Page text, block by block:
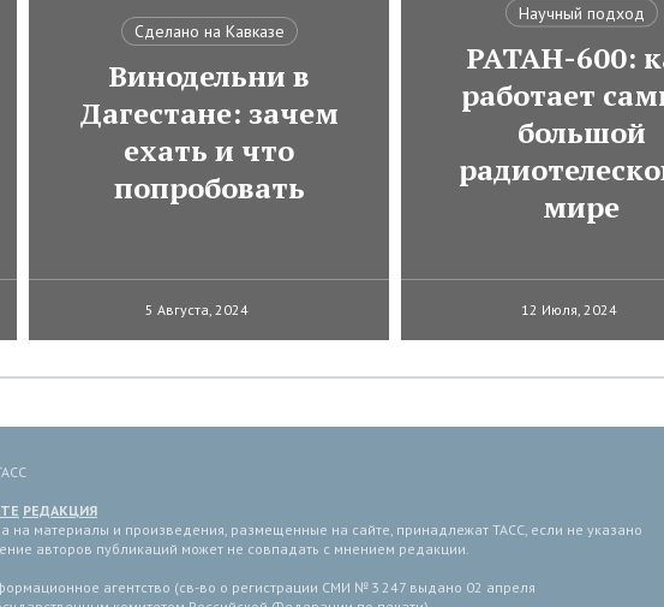
Сделано на Кавказе
Винодельни в
Дагестане: зачем
ехать и что
попробовать
5 Августа, 2024
Научный подход
РАТАН-600:
работает
большой
мире
12 Июля, 2024
РЕДАКЦИЯ
на материалы и произведения, размещенные на сайте, принадлежат ТАСС, если не указано
авторов публикаций может не совпадать с мнением редакции.
агентство (св-во о регистрации СМИ № 3 247 выдано 02 апреля